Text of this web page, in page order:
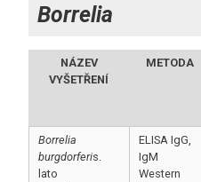
Borrelia
NÁZEV
VYŠETŘENÍ
METODA
Borrelia
burgdorferis.
lato
ELISA IgG,
IgM
Western